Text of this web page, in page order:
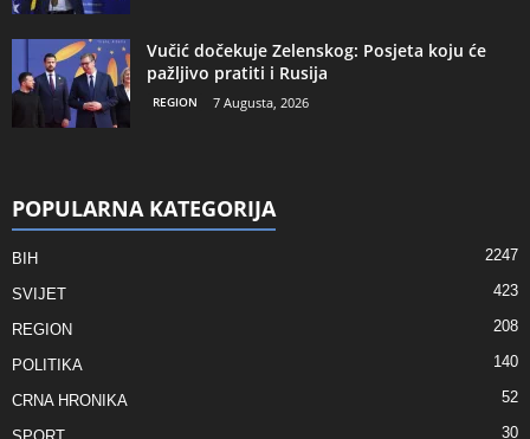
Vučić dočekuje Zelenskog: Posjeta koju će
pažljivo pratiti i Rusija
REGION 7 Augusta, 2026
POPULARNA KATEGORIJA
BIH 2247
SVIJET 423
REGION 208
POLITIKA 140
CRNA HRONIKA 52
30